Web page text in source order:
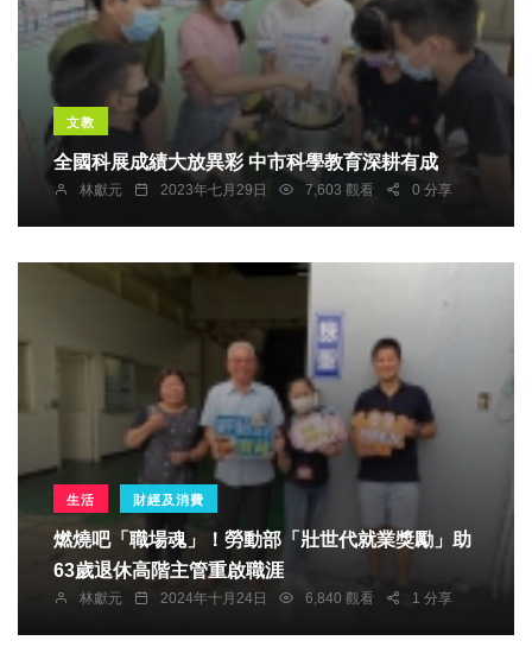
文教
全國科展成績大放異彩 中市科學教育深耕有成
林獻元 2023年七月29日 7,603 觀看 0 分享
生活 財經及消費
燃燒吧「職場魂」！勞動部「壯世代就業獎勵」助
63歲退休高階主管重啟職涯
林獻元 2024年十月24日 6,840 觀看 1 分享